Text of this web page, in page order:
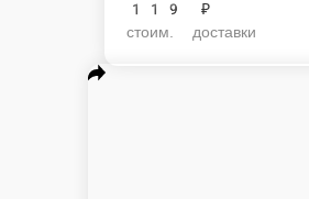
119 ₽
стоим. доставки